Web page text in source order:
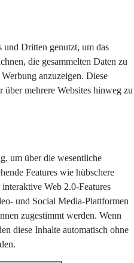
Dritten genutzt, um das
die gesammelten Daten zu
anzuzeigen. Diese
über mehrere Websites hinweg zu
um über die wesentliche
Features wie hübschere
Web 2.0-Features
und Social Media-Plattformen
zugestimmt werden. Wenn
diese Inhalte automatisch ohne